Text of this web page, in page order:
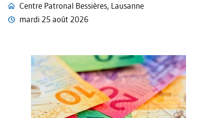
Centre Patronal Bessières, Lausanne
mardi 25 août 2026